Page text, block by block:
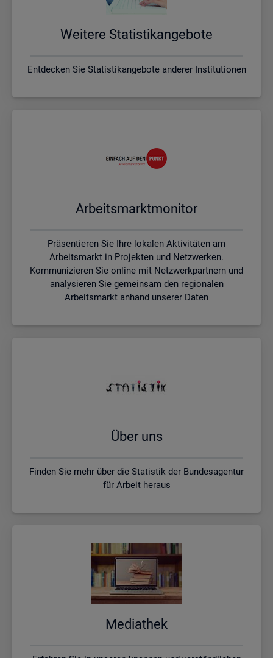
Wei­te­re Sta­tis­tik­an­ge­bo­te
Entdecken Sie Statistikangebote anderer Institutionen
Ar­beits­markt­mo­ni­tor
Präsentieren Sie Ihre lokalen Aktivitäten am
Arbeitsmarkt in Projekten und Netzwerken.
Kommunizieren Sie online mit Netzwerkpartnern und
analysieren Sie gemeinsam den regionalen
Arbeitsmarkt anhand unserer Daten
Über uns
Finden Sie mehr über die Statistik der Bundesagentur
für Arbeit heraus
Me­dia­thek